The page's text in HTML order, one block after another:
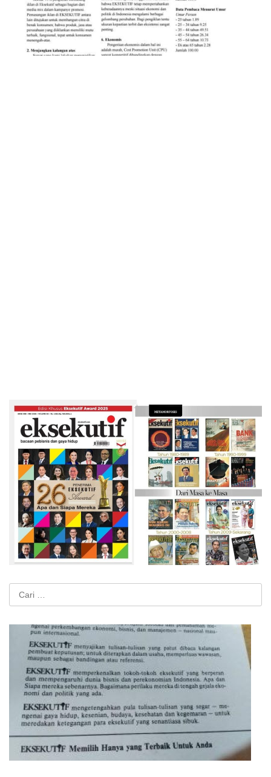
Cari
untuk: